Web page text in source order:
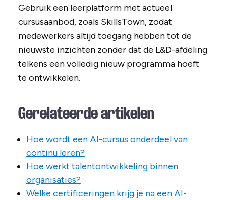
Gebruik een leerplatform met actueel
cursusaanbod, zoals SkillsTown, zodat
medewerkers altijd toegang hebben tot de
nieuwste inzichten zonder dat de L&D-afdeling
telkens een volledig nieuw programma hoeft
te ontwikkelen.
Gerelateerde artikelen
Hoe wordt een AI-cursus onderdeel van
continu leren?
Hoe werkt talentontwikkeling binnen
organisaties?
Welke certificeringen krijg je na een AI-